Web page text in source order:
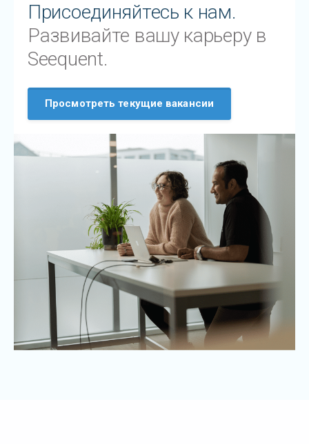
Присоединяйтесь к нам.
Развивайте вашу карьеру в
Seequent.
Просмотреть текущие вакансии